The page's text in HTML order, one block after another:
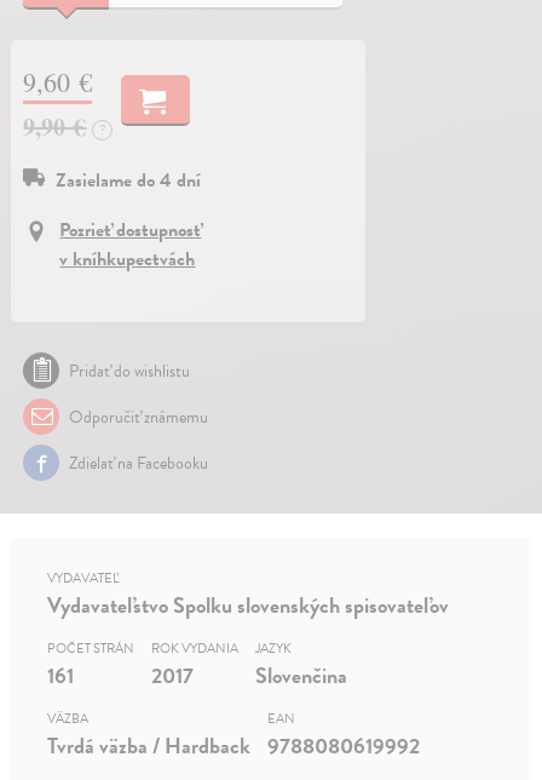
9,60 €
9,90 €
?
Zasielame do 4 dní
Pozrieť dostupnosť
v kníhkupectvách
Pridať do wishlistu
Odporučiť známemu
Zdielať na Facebooku
VYDAVATEĽ
Vydavateľstvo Spolku slovenských spisovateľov
POČET STRÁN
161
ROK VYDANIA
2017
JAZYK
Slovenčina
VÄZBA
Tvrdá väzba / Hardback
EAN
9788080619992